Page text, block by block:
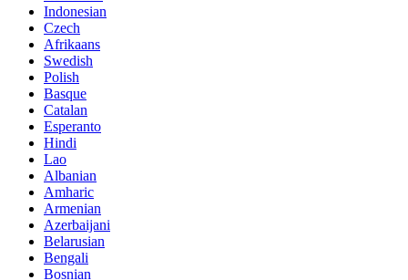
Indonesian
Czech
Afrikaans
Swedish
Polish
Basque
Catalan
Esperanto
Hindi
Lao
Albanian
Amharic
Armenian
Azerbaijani
Belarusian
Bengali
Bosnian